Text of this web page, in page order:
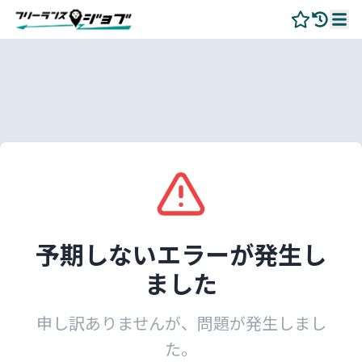
予期しないエラーが発生し
ました
申し訳ありませんが、問題が発生しまし
た。